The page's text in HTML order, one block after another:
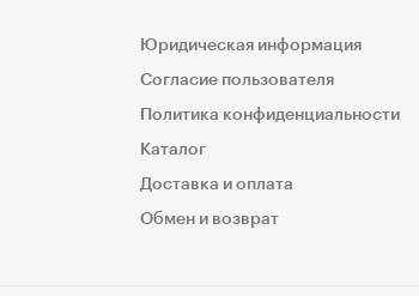
Юридическая информация
Согласие пользователя
Политика конфиденциальности
Каталог
Доставка и оплата
Обмен и возврат